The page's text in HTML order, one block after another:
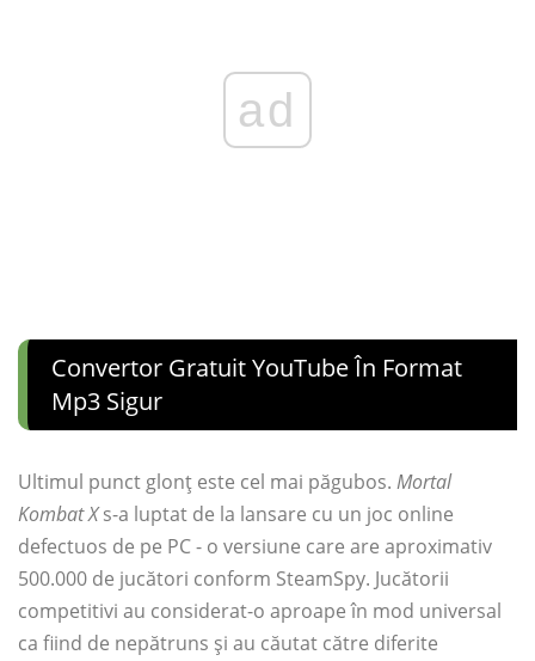
ad
Convertor Gratuit YouTube În Format
Mp3 Sigur
Ultimul punct glonț este cel mai păgubos. Mortal
Kombat Xs-a luptat de la lansare cu un joc online
defectuos de pe PC - o versiune care are aproximativ
500.000 de jucători conform SteamSpy. Jucătorii
competitivi au considerat-o aproape în mod universal
ca fiind de nepătruns și au căutat către diferite